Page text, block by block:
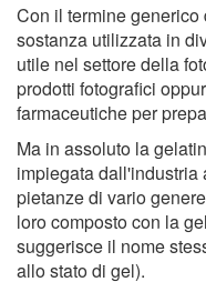
Con il termine
sostanza utilizzata in
utile nel settore della
prodotti fotografici
farmaceutiche per
Ma in assoluto la
impiegata dall'industria
pietanze di vario
loro composto con la
suggerisce il nome
allo stato di gel).